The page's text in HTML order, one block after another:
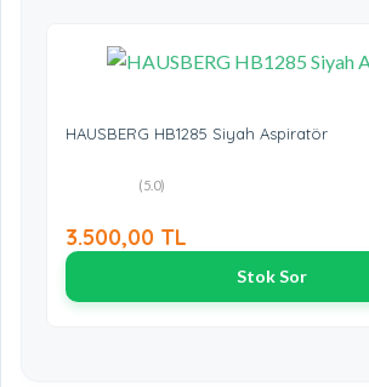
HAUSBERG HB1285 Siyah Aspiratör
(5.0)
3.500,00 TL
Stok Sor